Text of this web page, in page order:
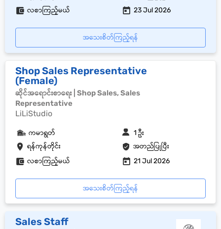
လစာကြည့်မယ် 23 Jul 2026
အသေးစိတ်ကြည့်ရန်
Shop Sales Representative
(Female)
ဆိုင်အရောင်းစာရေး | Shop Sales, Sales
Representative
LiLiStudio
ရန်ကုန်တိုင်း အတည်ပြုပြီး
ကမာရွတ် 1 ဦး
လစာကြည့်မယ် 21 Jul 2026
အသေးစိတ်ကြည့်ရန်
Sales Staff